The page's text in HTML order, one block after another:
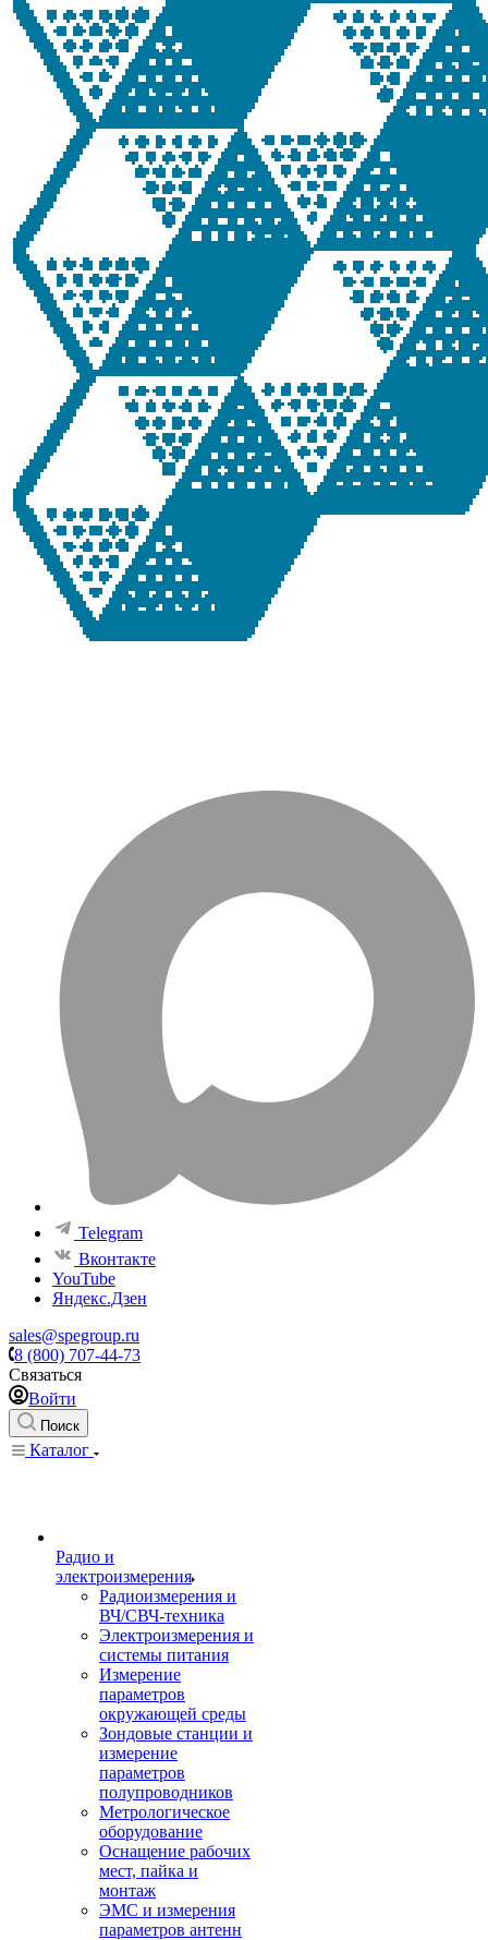
Telegram
Вконтакте
YouTube
Яндекс.Дзен
sales@spegroup.ru
8 (800) 707-44-73
Связаться
Войти
Поиск
Каталог
Радио и
электроизмерения
Радиоизмерения и
ВЧ/СВЧ-техника
Электроизмерения и
системы питания
Измерение
параметров
окружающей среды
Зондовые станции и
измерение
параметров
полупроводников
Метрологическое
оборудование
Оснащение рабочих
мест, пайка и
монтаж
ЭМС и измерения
параметров антенн